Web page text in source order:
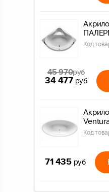
Код
45 970руб
34 477 руб
Код
71 435 руб